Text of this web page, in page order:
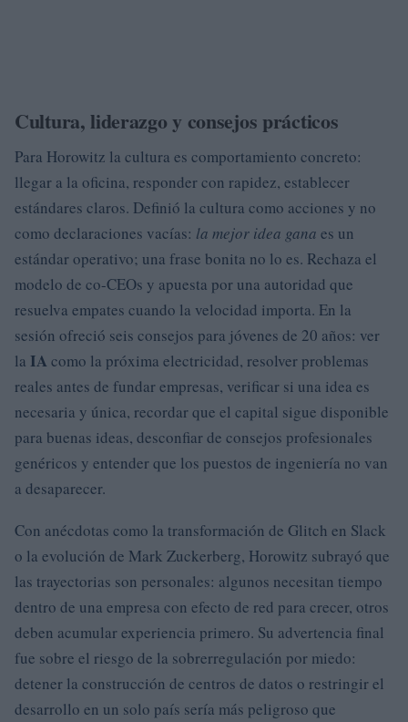
Cultura, liderazgo y consejos prácticos
Para Horowitz la cultura es comportamiento concreto:
llegar a la oficina, responder con rapidez, establecer
estándares claros. Definió la cultura como acciones y no
como declaraciones vacías: la mejor idea gana es un
estándar operativo; una frase bonita no lo es. Rechaza el
modelo de co-CEOs y apuesta por una autoridad que
resuelva empates cuando la velocidad importa. En la
sesión ofreció seis consejos para jóvenes de 20 años: ver
la IA como la próxima electricidad, resolver problemas
reales antes de fundar empresas, verificar si una idea es
necesaria y única, recordar que el capital sigue disponible
para buenas ideas, desconfiar de consejos profesionales
genéricos y entender que los puestos de ingeniería no van
a desaparecer.
Con anécdotas como la transformación de Glitch en Slack
o la evolución de Mark Zuckerberg, Horowitz subrayó que
las trayectorias son personales: algunos necesitan tiempo
dentro de una empresa con efecto de red para crecer, otros
deben acumular experiencia primero. Su advertencia final
fue sobre el riesgo de la sobrerregulación por miedo:
detener la construcción de centros de datos o restringir el
desarrollo en un solo país sería más peligroso que